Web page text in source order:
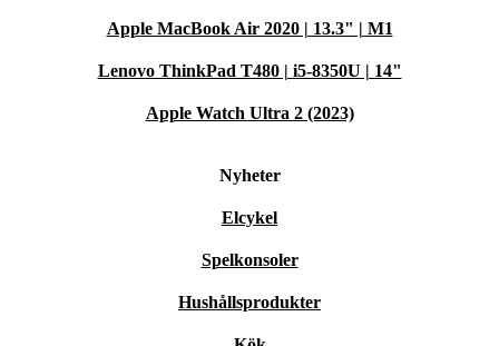
Apple MacBook Air 2020 | 13.3" | M1
Lenovo ThinkPad T480 | i5-8350U | 14"
Apple Watch Ultra 2 (2023)
Nyheter
Elcykel
Spelkonsoler
Hushållsprodukter